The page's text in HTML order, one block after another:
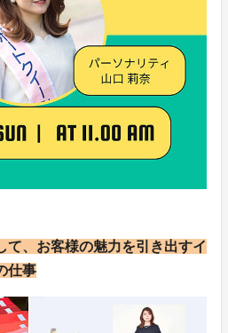
て、お客様の魅力を引き出すイ
仕事